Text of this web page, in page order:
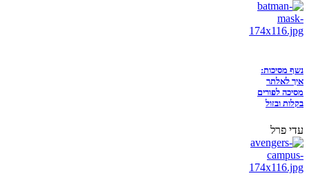
נשף מסיכות:
איך לאלתר
מסיכה לפורים
בקלות ובזול
עדי פרל